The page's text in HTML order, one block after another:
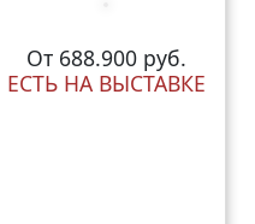
От 688.900 руб.
ЕСТЬ НА ВЫСТАВКЕ